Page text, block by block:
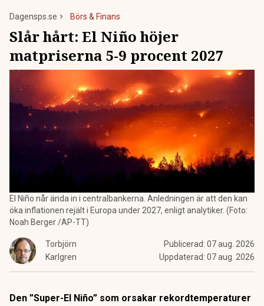
Dagensps.se Börs & Finans
Slår hårt: El Niño höjer
matpriserna 5-9 procent 2027
El Niño når ända in i centralbankerna. Anledningen är att den kan
öka inflationen rejält i Europa under 2027, enligt analytiker. (Foto:
Noah Berger /AP-TT)
Torbjörn
Karlgren
Publicerad: 07 aug. 2026
Uppdaterad: 07 aug. 2026
Den ”Super-El Niño” som orsakar rekordtemperaturer